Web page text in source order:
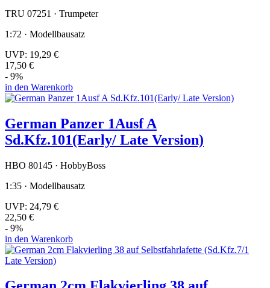
TRU 07251 · Trumpeter
1:72 · Modellbausatz
UVP: 19,29 €
17,50 €
- 9%
in den Warenkorb
German Panzer 1Ausf A
Sd.Kfz.101(Early/ Late Version)
HBO 80145 · HobbyBoss
1:35 · Modellbausatz
UVP: 24,79 €
22,50 €
- 9%
in den Warenkorb